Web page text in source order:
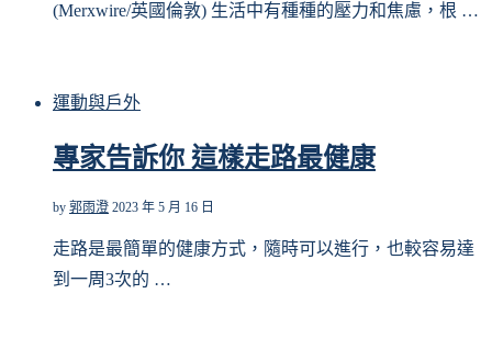
(Merxwire/英國倫敦) 生活中有種種的壓力和焦慮，根 …
運動與戶外
專家告訴你 這樣走路最健康
by 郭雨澄 2023 年 5 月 16 日
走路是最簡單的健康方式，隨時可以進行，也較容易達
到一周3次的 …